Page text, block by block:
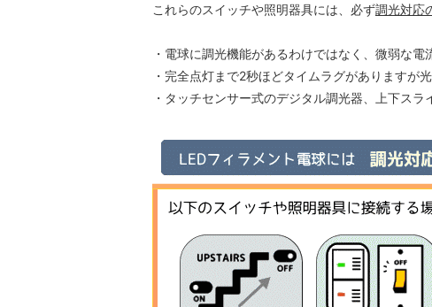
これらのスイッチや照明器具には、必ず調光対応
・電球に調光機能があるわけではなく、微弱な電
・完全点灯まで2秒ほどタイムラグがありますが
・タッチセンサー式のデジタル調光器、上下スラ